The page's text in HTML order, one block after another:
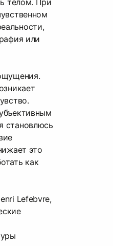
или
становлюсь
это
как
Lefebvre,